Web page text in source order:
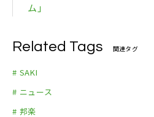
ム」
Related Tags 関連タグ
# SAKI
# ニュース
# 邦楽